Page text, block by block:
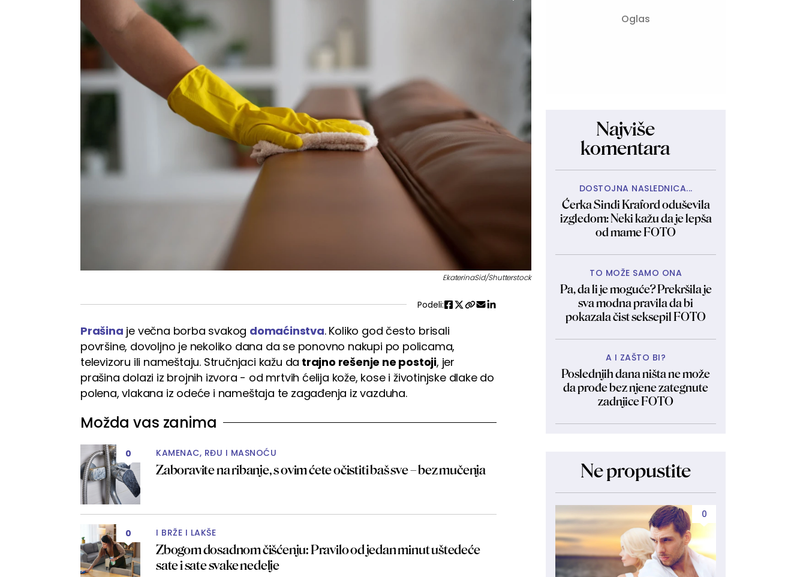
EkaterinaSid/Shutterstock
Podeli:
Prašina je večna borba svakog domaćinstva. Koliko god često brisali
površine, dovoljno je nekoliko dana da se ponovno nakupi po policama,
televizoru ili nameštaju. Stručnjaci kažu da trajno rešenje ne postoji, jer
prašina dolazi iz brojnih izvora - od mrtvih ćelija kože, kose i životinjske dlake do
polena, vlakana iz odeće i nameštaja te zagađenja iz vazduha.
Možda vas zanima
0 KAMENAC, RĐU I MASNOĆU
Zaboravite na ribanje, s ovim ćete očistiti baš sve – bez mučenja
0 I BRŽE I LAKŠE
Zbogom dosadnom čišćenju: Pravilo od jedan minut uštedeće
sate i sate svake nedelje
Najviše
komentara
DOSTOJNA NASLEDNICA...
Ćerka Sindi Kraford oduševila
izgledom: Neki kažu da je lepša
od mame FOTO
TO MOŽE SAMO ONA
Pa, da li je moguće? Prekršila je
sva modna pravila da bi
pokazala čist seksepil FOTO
A I ZAŠTO BI?
Poslednjih dana ništa ne može
da prođe bez njene zategnute
zadnjice FOTO
Ne propustite
0